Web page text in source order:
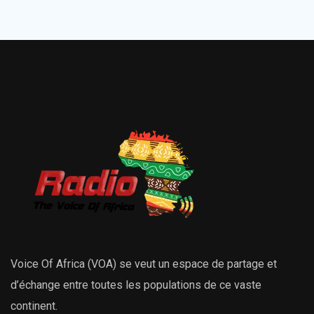
Voice Of Africa (VOA) se veut un espace de partage et
d’échange entre toutes les populations de ce vaste
continent.